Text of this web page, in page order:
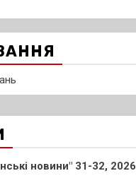
новини" 31-32, 2026